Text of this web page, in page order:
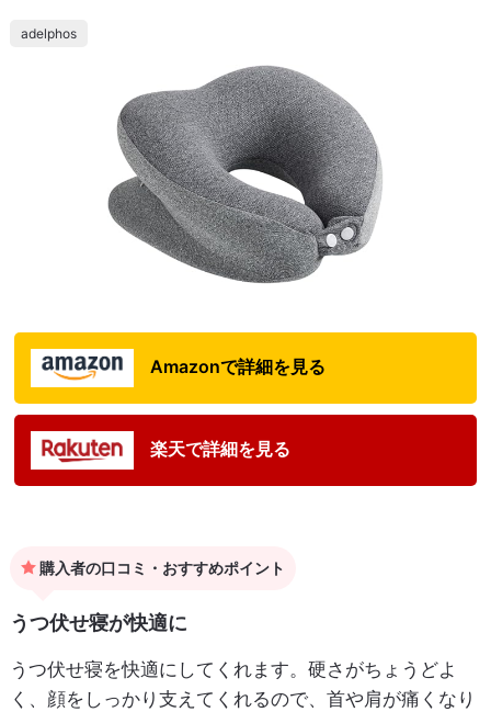
adelphos
Amazonで詳細を見る
楽天で詳細を見る
購入者の口コミ・おすすめポイント
うつ伏せ寝が快適に
うつ伏せ寝を快適にしてくれます。硬さがちょうどよ
く、顔をしっかり支えてくれるので、首や肩が痛くなり